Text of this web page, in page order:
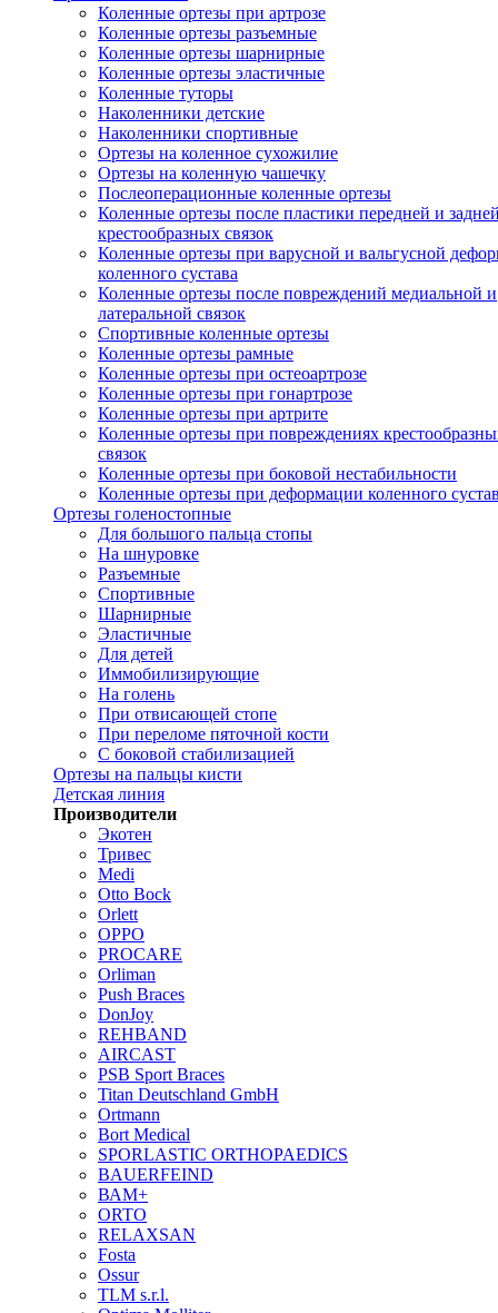
Коленные ортезы при артрозе
Коленные ортезы разъемные
Коленные ортезы шарнирные
Коленные ортезы эластичные
Коленные туторы
Наколенники детские
Наколенники спортивные
Ортезы на коленное сухожилие
Ортезы на коленную чашечку
Послеоперационные коленные ортезы
Коленные ортезы после пластики передней и
крестообразных связок
Коленные ортезы при варусной и вальгусной
коленного сустава
Коленные ортезы после повреждений медиальной и
латеральной связок
Спортивные коленные ортезы
Коленные ортезы рамные
Коленные ортезы при остеоартрозе
Коленные ортезы при гонартрозе
Коленные ортезы при артрите
Коленные ортезы при повреждениях
связок
Коленные ортезы при боковой нестабильности
Коленные ортезы при деформации коленного
Ортезы голеностопные
Для большого пальца стопы
На шнуровке
Разъемные
Спортивные
Шарнирные
Эластичные
Для детей
Иммобилизирующие
На голень
При отвисающей стопе
При переломе пяточной кости
С боковой стабилизацией
Ортезы на пальцы кисти
Детская линия
Производители
Экотен
Тривес
Medi
Otto Bock
Orlett
OPPO
PROCARE
Orliman
Push Braces
DonJoy
REHBAND
AIRCAST
PSB Sport Braces
Titan Deutschland GmbH
Ortmann
Bort Medical
SPORLASTIC ORTHOPAEDICS
BAUERFEIND
ВАМ+
ORTO
RELAXSAN
Fosta
Ossur
TLM s.r.l.